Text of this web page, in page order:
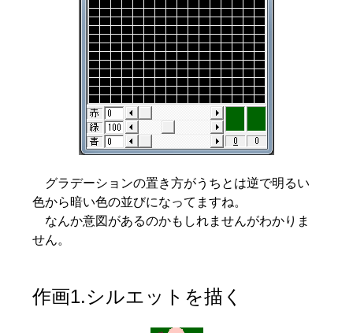
グラデーションの置き方がうちとは逆で明るい
色から暗い色の並びになってますね。
なんか意図があるのかもしれませんがわかりま
せん。
作画1.シルエットを描く